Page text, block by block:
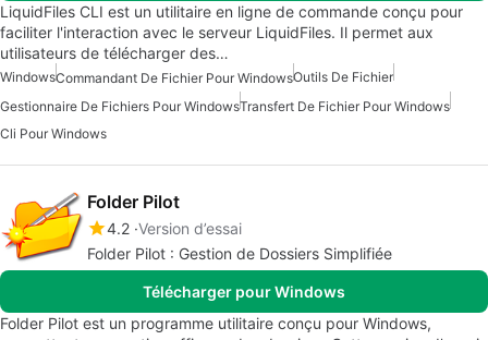
LiquidFiles CLI est un utilitaire en ligne de commande conçu pour
faciliter l'interaction avec le serveur LiquidFiles. Il permet aux
utilisateurs de télécharger des…
WindowsCommandant De Fichier Pour WindowsOutils De Fichier
Gestionnaire De Fichiers Pour WindowsTransfert De Fichier Pour Windows
Cli Pour Windows
Folder Pilot
4.2 Version d’essai
Folder Pilot : Gestion de Dossiers Simplifiée
Télécharger pour Windows
Folder Pilot est un programme utilitaire conçu pour Windows,